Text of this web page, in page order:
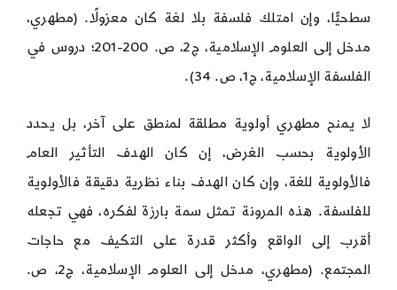
سطحيًّا، وإن امتلك فلسفة بلا لغة كان معزولًا. (مطهري،
مدخل إلى العلوم الإسلامية، ج2، ص. 200-201؛ دروس في
الفلسفة الإسلامية، ج1، ص. 34).
لا يمنح مطهري أولوية مطلقة لمنطق على آخر، بل يحدد
الأولوية بحسب الغرض، إن كان الهدف التأثير العام
فالأولوية للغة، وإن كان الهدف بناء نظرية دقيقة فالأولوية
للفلسفة. هذه المرونة تمثل سمة بارزة لفكره، فهي تجعله
أقرب إلى الواقع وأكثر قدرة على التكيف مع حاجات
المجتمع. (مطهري، مدخل إلى العلوم الإسلامية، ج2، ص.